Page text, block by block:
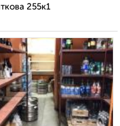
255к1